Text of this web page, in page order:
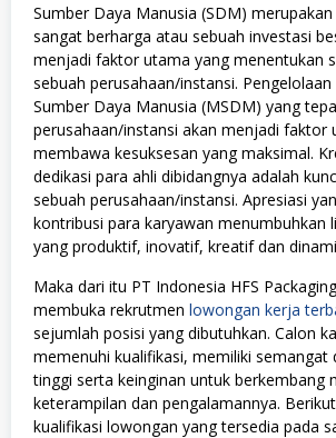
Sumber Daya Manusia (SDM)
sangat berharga atau sebuah investasi
menjadi faktor utama yang menentukan
sebuah perusahaan/instansi.
Sumber Daya Manusia (MSDM) yang
perusahaan/instansi akan menjadi faktor
membawa kesuksesan yang maksimal.
dedikasi para ahli dibidangnya adalah
sebuah perusahaan/instansi. Apresiasi
kontribusi para karyawan menumbuhkan
yang produktif, inovatif, kreatif dan
Maka dari itu PT Indonesia HFS
membuka rekrutmen lowongan kerja
sejumlah posisi yang dibutuhkan. Calon
memenuhi kualifikasi, memiliki semangat
tinggi serta keinginan untuk berkembang
keterampilan dan pengalamannya.
kualifikasi lowongan yang tersedia pada